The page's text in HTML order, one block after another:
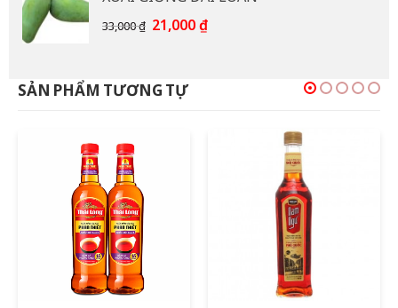
12,000 ₫.
33,000₫ Giá
33,000 ₫.
21,000₫Giá
SẢN PHẨM TƯƠNG TỰ